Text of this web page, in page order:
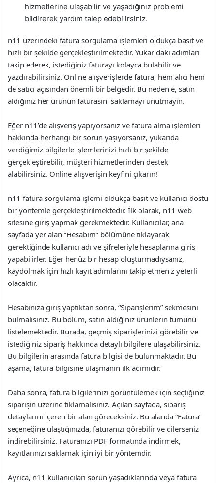
hizmetlerine ulaşabilir ve yaşadığınız problemi
bildirerek yardım talep edebilirsiniz.
n11 üzerindeki fatura sorgulama işlemleri oldukça basit ve
hızlı bir şekilde gerçekleştirilmektedir. Yukarıdaki adımları
takip ederek, istediğiniz faturayı kolayca bulabilir ve
yazdırabilirsiniz. Online alışverişlerde fatura, hem alıcı hem
de satıcı açısından önemli bir belgedir. Bu nedenle, satın
aldığınız her ürünün faturasını saklamayı unutmayın.
Eğer n11’de alışveriş yapıyorsanız ve fatura alma işlemleri
hakkında herhangi bir sorun yaşıyorsanız, yukarıda
verdiğimiz bilgilerle işlemlerinizi hızlı bir şekilde
gerçekleştirebilir, müşteri hizmetlerinden destek
alabilirsiniz. Online alışverişin keyfini çıkarın!
n11 fatura sorgulama işlemi oldukça basit ve kullanıcı dostu
bir yöntemle gerçekleştirilmektedir. İlk olarak, n11 web
sitesine giriş yapmak gerekmektedir. Kullanıcılar, ana
sayfada yer alan “Hesabım” bölümüne tıklayarak,
gerektiğinde kullanıcı adı ve şifreleriyle hesaplarına giriş
yapabilirler. Eğer henüz bir hesap oluşturmadıysanız,
kaydolmak için hızlı kayıt adımlarını takip etmeniz yeterli
olacaktır.
Hesabınıza giriş yaptıktan sonra, “Siparişlerim” sekmesini
bulmalısınız. Bu bölüm, satın aldığınız ürünlerin tümünü
listelemektedir. Burada, geçmiş siparişlerinizi görebilir ve
istediğiniz sipariş hakkında detaylı bilgilere ulaşabilirsiniz.
Bu bilgilerin arasında fatura bilgisi de bulunmaktadır. Bu
aşama, fatura bilgisine ulaşmanın ilk adımıdır.
Daha sonra, fatura bilgilerinizi görüntülemek için seçtiğiniz
siparişin üzerine tıklamalısınız. Açılan sayfada, sipariş
detaylarını içeren bir alan göreceksiniz. Bu alanda “Fatura”
seçeneğine ulaştığınızda, faturanızı görebilir ve dilerseniz
indirebilirsiniz. Faturanızı PDF formatında indirmek,
kayıtlarınızı saklamak için iyi bir yöntemdir.
Ayrıca, n11 kullanıcıları sorun yaşadıklarında veya fatura